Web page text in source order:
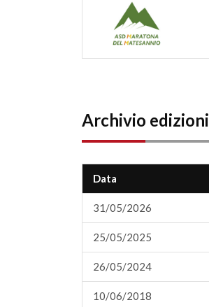
Archivio edizioni
Data
31/05/2026
25/05/2025
26/05/2024
10/06/2018